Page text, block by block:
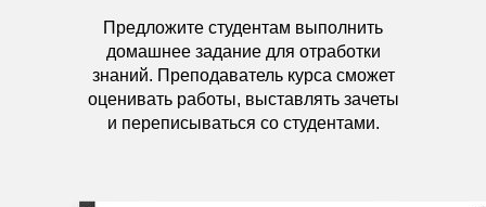
Предложите студентам выполнить
домашнее задание для отработки
знаний. Преподаватель курса сможет
оценивать работы, выставлять зачеты
и переписываться со студентами.